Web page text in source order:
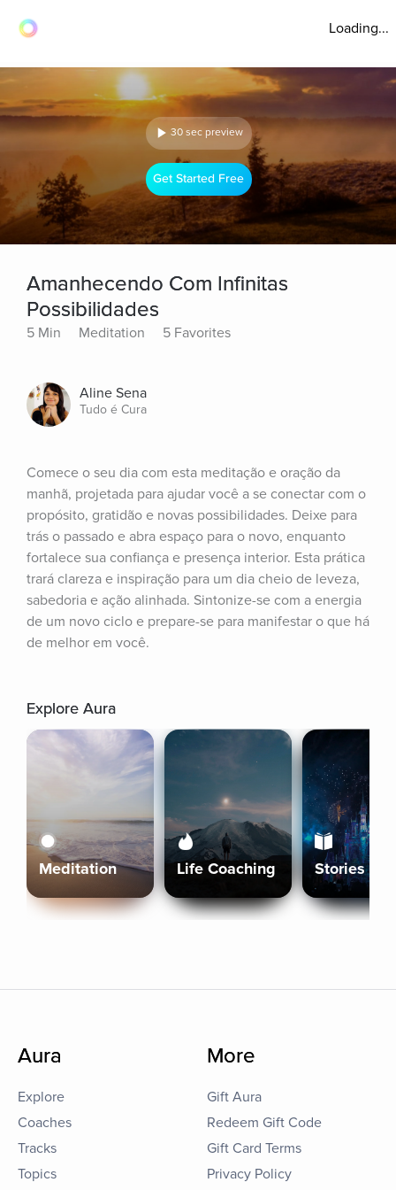
Loading...
30 sec preview
Get Started Free
Amanhecendo Com Infinitas
Possibilidades
5 Min Meditation 5 Favorites
Aline Sena
Tudo é Cura
Comece o seu dia com esta meditação e oração da
manhã, projetada para ajudar você a se conectar com o
propósito, gratidão e novas possibilidades. Deixe para
trás o passado e abra espaço para o novo, enquanto
fortalece sua confiança e presença interior. Esta prática
trará clareza e inspiração para um dia cheio de leveza,
sabedoria e ação alinhada. Sintonize-se com a energia
de um novo ciclo e prepare-se para manifestar o que há
de melhor em você.
Explore Aura
Meditation Life Coaching Stories
Aura
Explore
Coaches
Tracks
Topics
More
Gift Aura
Redeem Gift Code
Gift Card Terms
Privacy Policy